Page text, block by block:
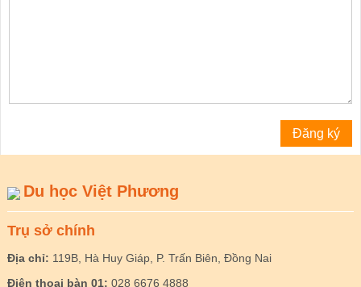
Du học Việt Phương
Trụ sở chính
Địa chỉ: 119B, Hà Huy Giáp, P. Trấn Biên, Đồng Nai
Điện thoại bàn 01: 028 6676 4888